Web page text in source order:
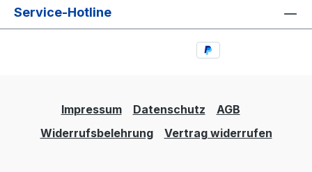
Service-Hotline
Impressum Datenschutz
AGB
Widerrufsbelehrung
Vertrag widerrufen